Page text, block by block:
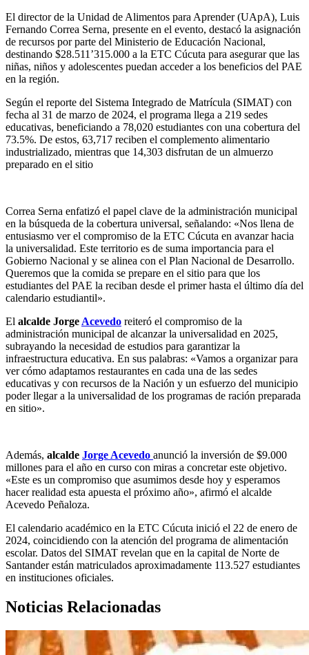
El director de la Unidad de Alimentos para Aprender (UApA), Luis
Fernando Correa Serna, presente en el evento, destacó la asignación
de recursos por parte del Ministerio de Educación Nacional,
destinando $28.511’315.000 a la ETC Cúcuta para asegurar que las
niñas, niños y adolescentes puedan acceder a los beneficios del PAE
en la región.
Según el reporte del Sistema Integrado de Matrícula (SIMAT) con
fecha al 31 de marzo de 2024, el programa llega a 219 sedes
educativas, beneficiando a 78,020 estudiantes con una cobertura del
73.5%. De estos, 63,717 reciben el complemento alimentario
industrializado, mientras que 14,303 disfrutan de un almuerzo
preparado en el sitio
Correa Serna enfatizó el papel clave de la administración municipal
en la búsqueda de la cobertura universal, señalando: «Nos llena de
entusiasmo ver el compromiso de la ETC Cúcuta en avanzar hacia
la universalidad. Este territorio es de suma importancia para el
Gobierno Nacional y se alinea con el Plan Nacional de Desarrollo.
Queremos que la comida se prepare en el sitio para que los
estudiantes del PAE la reciban desde el primer hasta el último día del
calendario estudiantil».
El alcalde Jorge Acevedo reiteró el compromiso de la
administración municipal de alcanzar la universalidad en 2025,
subrayando la necesidad de estudios para garantizar la
infraestructura educativa. En sus palabras: «Vamos a organizar para
ver cómo adaptamos restaurantes en cada una de las sedes
educativas y con recursos de la Nación y un esfuerzo del municipio
poder llegar a la universalidad de los programas de ración preparada
en sitio».
Además, alcalde Jorge Acevedo anunció la inversión de $9.000
millones para el año en curso con miras a concretar este objetivo.
«Este es un compromiso que asumimos desde hoy y esperamos
hacer realidad esta apuesta el próximo año», afirmó el alcalde
Acevedo Peñaloza.
El calendario académico en la ETC Cúcuta inició el 22 de enero de
2024, coincidiendo con la atención del programa de alimentación
escolar. Datos del SIMAT revelan que en la capital de Norte de
Santander están matriculados aproximadamente 113.527 estudiantes
en instituciones oficiales.
Noticias Relacionadas